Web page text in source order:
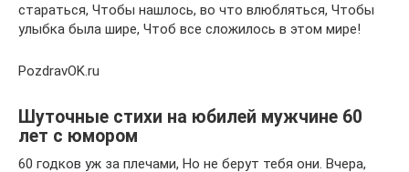
стараться, Чтобы нашлось, во что влюбляться, Чтобы
улыбка была шире, Чтоб все сложилось в этом мире!
PozdravOK.ru
Шуточные стихи на юбилей мужчине 60
лет с юмором
60 годков уж за плечами, Но не берут тебя они. Вчера,